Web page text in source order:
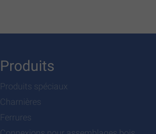
Produits
Produits spéciaux
Charnières
Ferrures